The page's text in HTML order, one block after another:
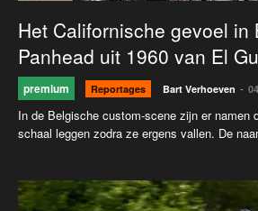
Het Californische gevoel in
Panhead uit 1960 van El
premium Reportages Bart Verhoeven -
In de Belgische custom-scene zijn er namen
schaal leggen zodra ze ergens vallen. De